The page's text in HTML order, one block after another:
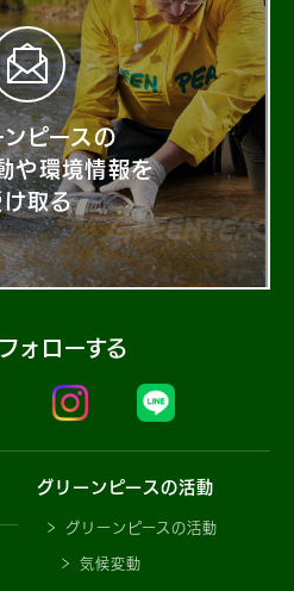
ンピースの
や環境情報を
け取る
ォローする
グリーンピースの活動
グリーンピースの活動
気候変動